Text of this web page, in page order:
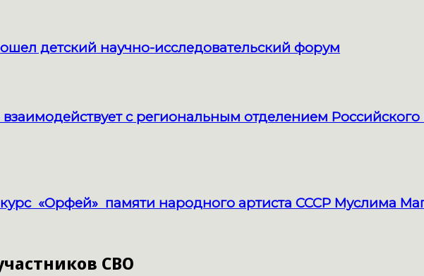
детский научно-исследовательский форум
с региональным отделением Российского
«Орфей» памяти народного артиста СССР Муслима
СВО